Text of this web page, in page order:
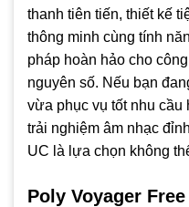
thanh tiên tiến, thiết kế
thông minh cùng tính
pháp hoàn hảo cho
nguyên số. Nếu bạn
vừa phục vụ tốt nhu cầu
trải nghiệm âm nhạc
UC là lựa chọn không
Poly Voyager